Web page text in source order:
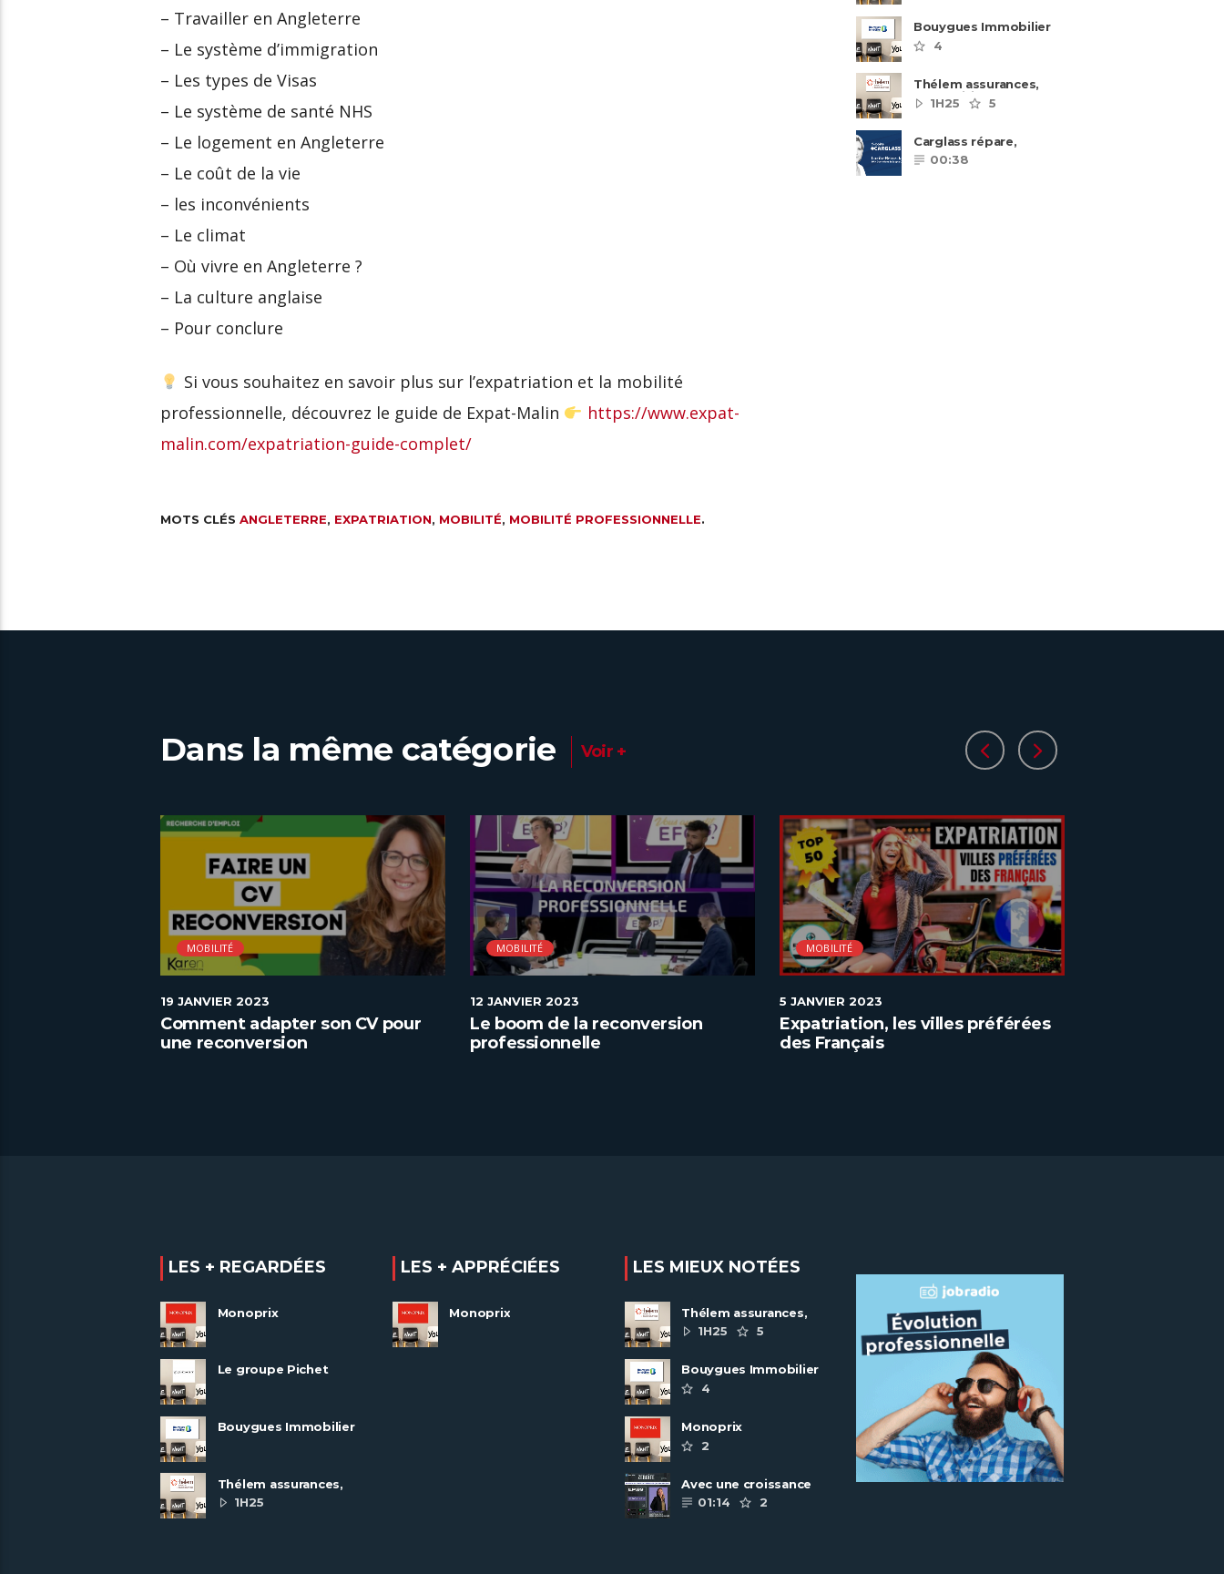
– Travailler en Angleterre
– Le système d’immigration
– Les types de Visas
– Le système de santé NHS
– Le logement en Angleterre
– Le coût de la vie
– les inconvénients
– Le climat
– Où vivre en Angleterre ?
– La culture anglaise
– Pour conclure
Si vous souhaitez en savoir plus sur l’expatriation et la mobilité
professionnelle, découvrez le guide de Expat-Malin
https://www.expat-
malin.com/expatriation-guide-complet/
MOTS CLÉS ANGLETERRE, EXPATRIATION, MOBILITÉ, MOBILITÉ PROFESSIONNELLE.
Bouygues Immobilier
recrute autour de 8
pôles métiers
4
Thélem assurances,
une politique RH
ambitieuse
1H25 5
Carglass répare,
Carglass remplace et
Carglass embauche
00:38
Dans la même catégorie Voir +
MOBILITÉ
19 JANVIER 2023
Comment adapter son CV pour
une reconversion
MOBILITÉ
12 JANVIER 2023
Le boom de la reconversion
professionnelle
MOBILITÉ
5 JANVIER 2023
Expatriation, les villes préférées
des Français
LES + REGARDÉES
Monoprix
Le groupe Pichet
Bouygues Immobilier
Thélem assurances,
une politique RH
ambitieuse
1H25
LES + APPRÉCIÉES
Monoprix
LES MIEUX NOTÉES
Thélem assurances,
une politique RH
ambitieuse
1H25 5
Bouygues Immobilier
recrute autour de 8
pôles métiers
4
Monoprix
2
Avec une croissance
toujours dynamique, le
groupe Scalian
01:14 2